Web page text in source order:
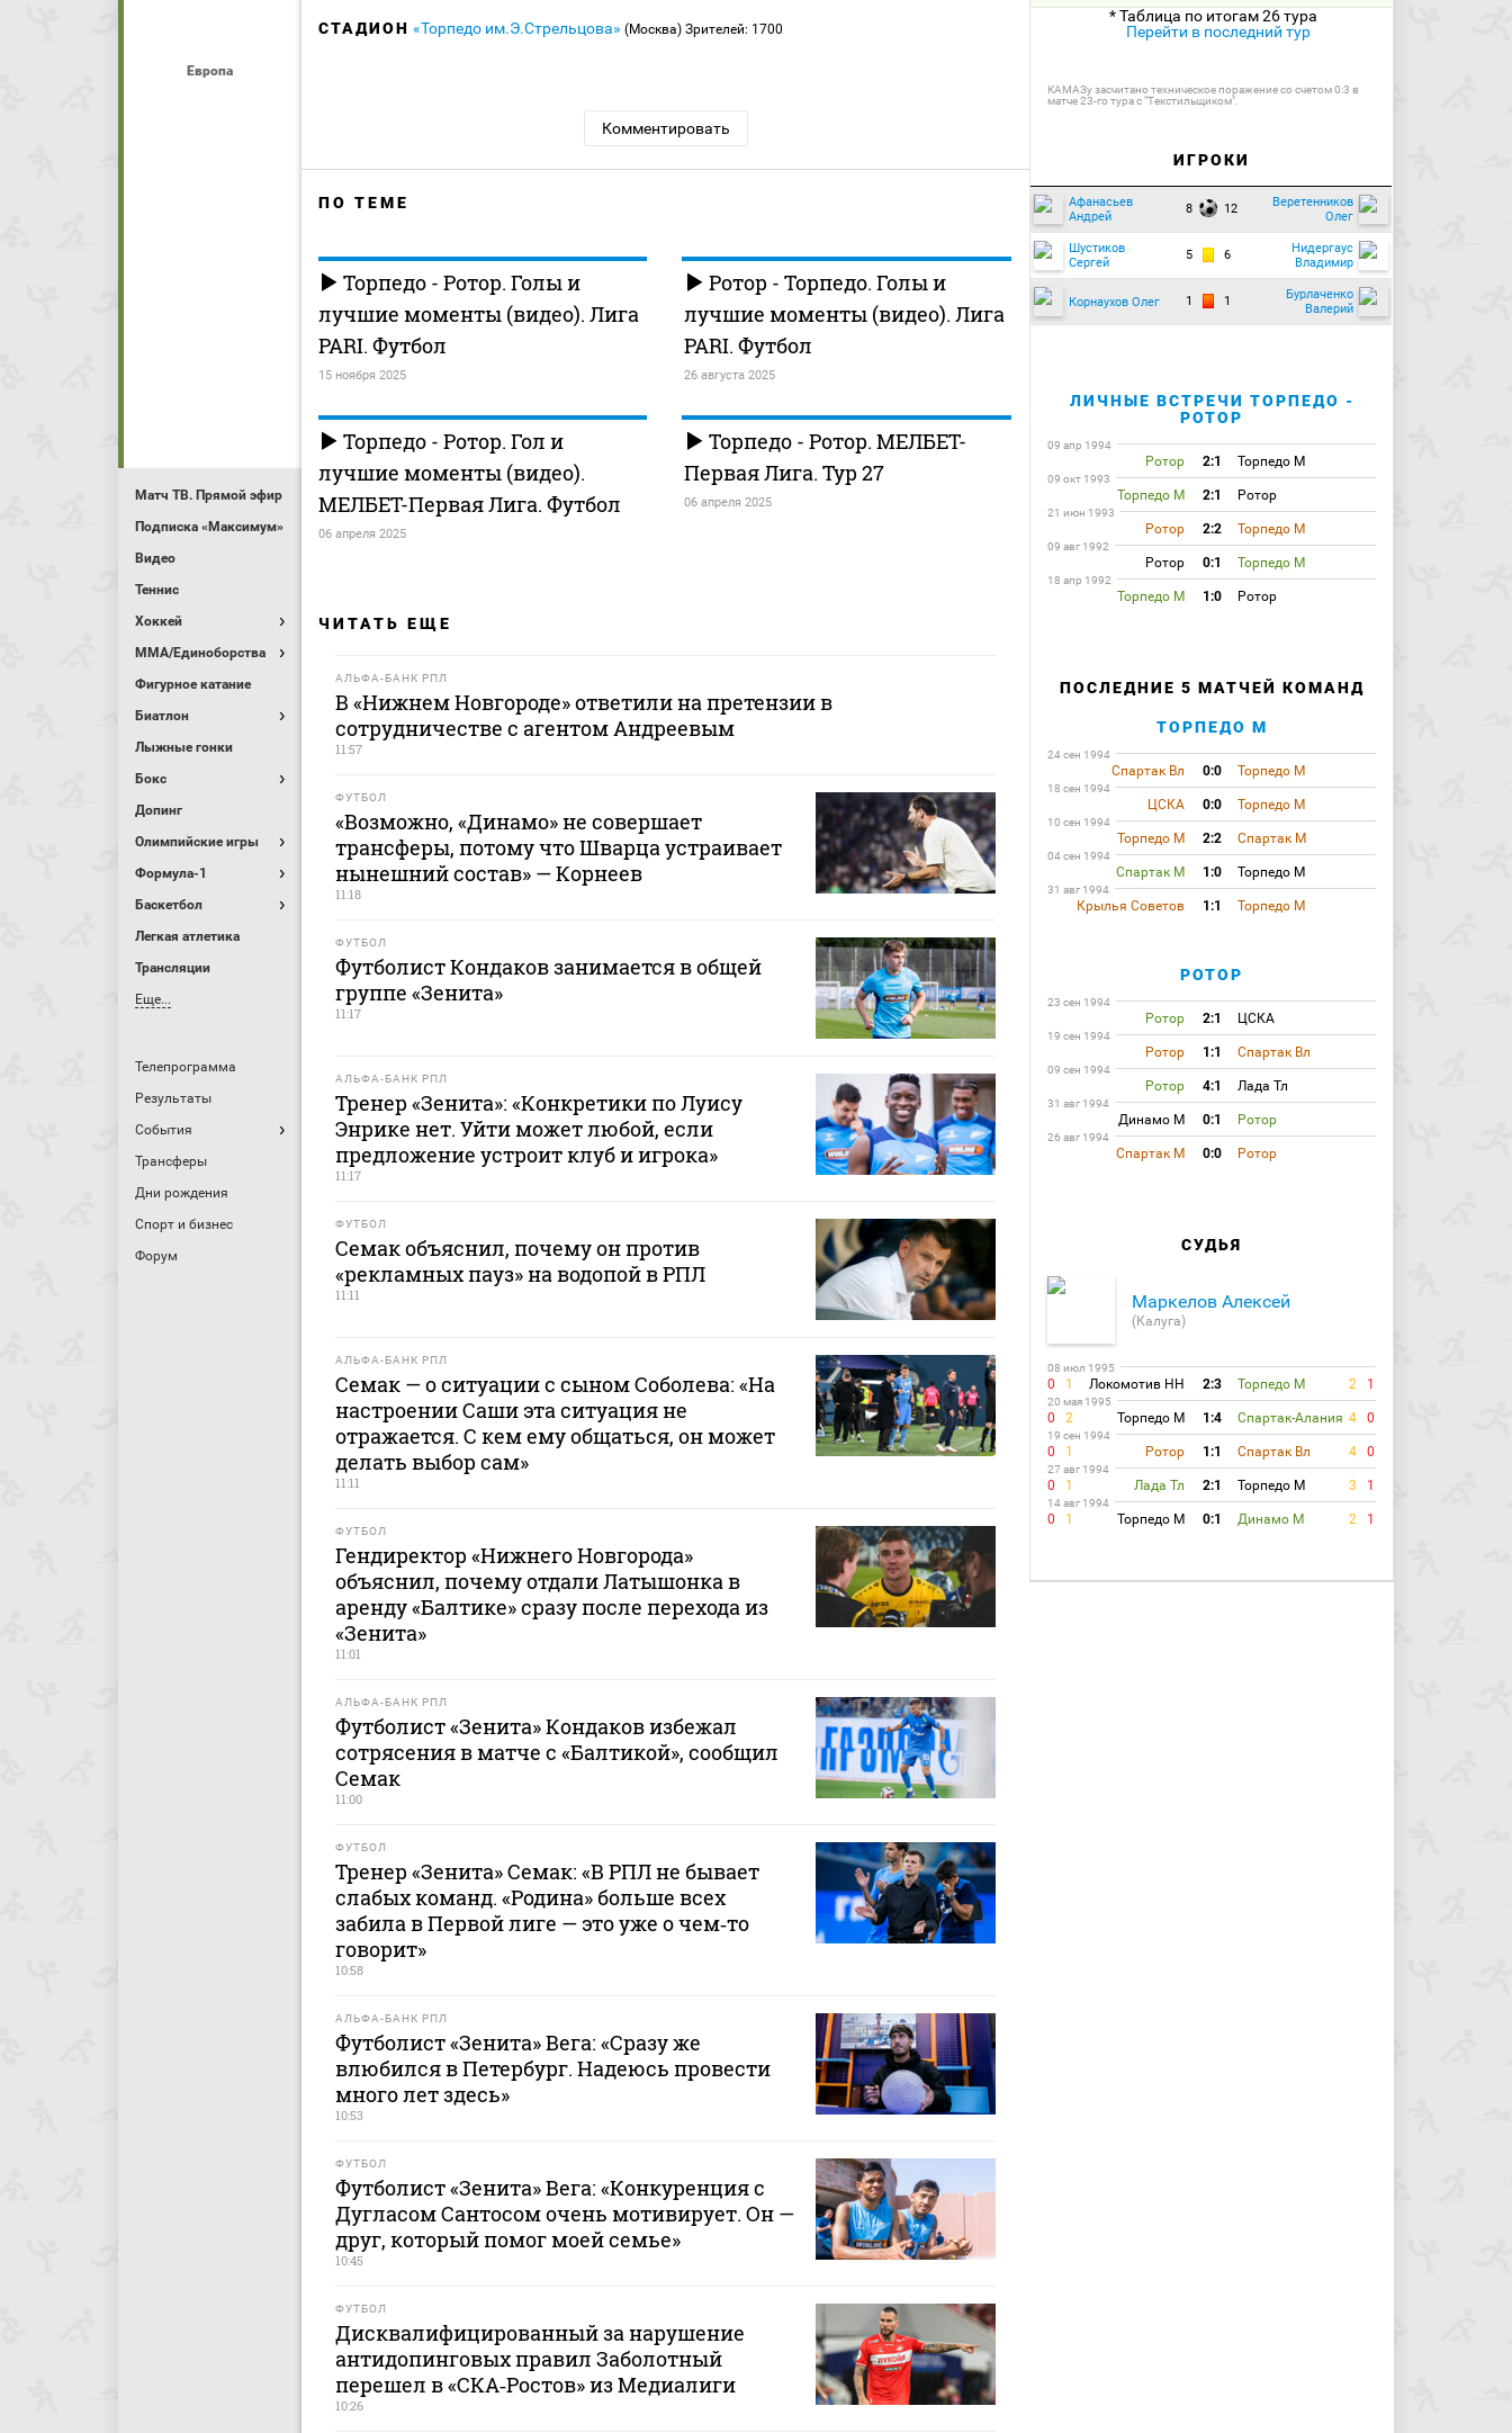
Европа
Матч ТВ. Прямой эфир
Подписка «Максимум»
Видео
Теннис
Хоккей
MMA/Единоборства
Фигурное катание
Биатлон
Лыжные гонки
Бокс
Допинг
Олимпийские игры
Формула-1
Баскетбол
Легкая атлетика
Трансляции
Еще...
Телепрограмма
Результаты
События
Трансферы
Дни рождения
Спорт и бизнес
Форум
СТАДИОН «Торпедо им.Э.Стрельцова» (Москва) Зрителей: 1700
Комментировать
ПО ТЕМЕ
Торпедо - Ротор. Голы и
лучшие моменты (видео). Лига
PARI. Футбол
15 ноября 2025
Ротор - Торпедо. Голы и
лучшие моменты (видео). Лига
PARI. Футбол
26 августа 2025
Торпедо - Ротор. Гол и
лучшие моменты (видео).
МЕЛБЕТ-Первая Лига. Футбол
06 апреля 2025
Торпедо - Ротор. МЕЛБЕТ-
Первая Лига. Тур 27
06 апреля 2025
ЧИТАТЬ ЕЩЕ
АЛЬФА-БАНК РПЛ
В «Нижнем Новгороде» ответили на претензии в
сотрудничестве с агентом Андреевым
11:57
ФУТБОЛ
«Возможно, «Динамо» не совершает
трансферы, потому что Шварца устраивает
нынешний состав» — Корнеев
11:18
ФУТБОЛ
Футболист Кондаков занимается в общей
группе «Зенита»
11:17
АЛЬФА-БАНК РПЛ
Тренер «Зенита»: «Конкретики по Луису
Энрике нет. Уйти может любой, если
предложение устроит клуб и игрока»
11:17
ФУТБОЛ
Семак объяснил, почему он против
«рекламных пауз» на водопой в РПЛ
11:11
АЛЬФА-БАНК РПЛ
Семак — о ситуации с сыном Соболева: «На
настроении Саши эта ситуация не
отражается. С кем ему общаться, он может
делать выбор сам»
11:11
ФУТБОЛ
Гендиректор «Нижнего Новгорода»
объяснил, почему отдали Латышонка в
аренду «Балтике» сразу после перехода из
«Зенита»
11:01
АЛЬФА-БАНК РПЛ
Футболист «Зенита» Кондаков избежал
сотрясения в матче с «Балтикой», сообщил
Семак
11:00
ФУТБОЛ
Тренер «Зенита» Семак: «В РПЛ не бывает
слабых команд. «Родина» больше всех
забила в Первой лиге — это уже о чем‑то
говорит»
10:58
АЛЬФА-БАНК РПЛ
Футболист «Зенита» Вега: «Сразу же
влюбился в Петербург. Надеюсь провести
много лет здесь»
10:53
ФУТБОЛ
Футболист «Зенита» Вега: «Конкуренция с
Дугласом Сантосом очень мотивирует. Он —
друг, который помог моей семье»
10:45
ФУТБОЛ
Дисквалифицированный за нарушение
антидопинговых правил Заболотный
перешел в «СКА‑Ростов» из Медиалиги
10:26
* Таблица по итогам 26 тура
Перейти в последний тур
КАМАЗу засчитано техническое поражение со счетом 0:3 в
матче 23-го тура с "Текстильщиком".
ИГРОКИ
Афанасьев
Андрей
8 12
Веретенников
Олег
Шустиков
Сергей
5 6
Нидергаус
Владимир
Корнаухов Олег 1 1
Бурлаченко
Валерий
ЛИЧНЫЕ ВСТРЕЧИ ТОРПЕДО -
РОТОР
09 апр 1994
Ротор 2:1 Торпедо М
09 окт 1993
Торпедо М 2:1 Ротор
21 июн 1993
Ротор 2:2 Торпедо М
09 авг 1992
Ротор 0:1 Торпедо М
18 апр 1992
Торпедо М 1:0 Ротор
ПОСЛЕДНИЕ 5 МАТЧЕЙ КОМАНД
ТОРПЕДО М
24 сен 1994
Спартак Вл 0:0 Торпедо М
18 сен 1994
ЦСКА 0:0 Торпедо М
10 сен 1994
Торпедо М 2:2 Спартак М
04 сен 1994
Спартак М 1:0 Торпедо М
31 авг 1994
Крылья Советов 1:1 Торпедо М
РОТОР
23 сен 1994
Ротор 2:1 ЦСКА
19 сен 1994
Ротор 1:1 Спартак Вл
09 сен 1994
Ротор 4:1 Лада Тл
31 авг 1994
Динамо М 0:1 Ротор
26 авг 1994
Спартак М 0:0 Ротор
СУДЬЯ
Маркелов Алексей
(Калуга)
08 июл 1995
0 1 Локомотив НН 2:3 Торпедо М 2 1
20 мая 1995
0 2 Торпедо М 1:4 Спартак-Алания 4 0
19 сен 1994
0 1 Ротор 1:1 Спартак Вл 4 0
27 авг 1994
0 1 Лада Тл 2:1 Торпедо М 3 1
14 авг 1994
0 1 Торпедо М 0:1 Динамо М 2 1